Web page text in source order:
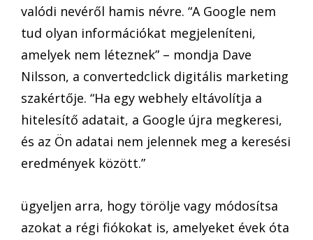
valódi nevéről hamis névre. “A Google nem
tud olyan információkat megjeleníteni,
amelyek nem léteznek” – mondja Dave
Nilsson, a convertedclick digitális marketing
szakértője. “Ha egy webhely eltávolítja a
hitelesítő adatait, a Google újra megkeresi,
és az Ön adatai nem jelennek meg a keresési
eredmények között.”
ügyeljen arra, hogy törölje vagy módosítsa
azokat a régi fiókokat is, amelyeket évek óta